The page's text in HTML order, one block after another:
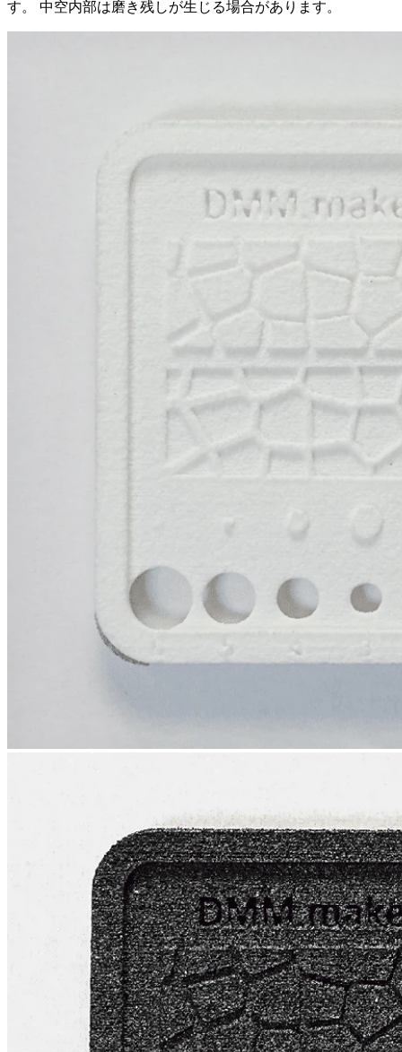
す。 中空内部は磨き残しが生じる場合があります。